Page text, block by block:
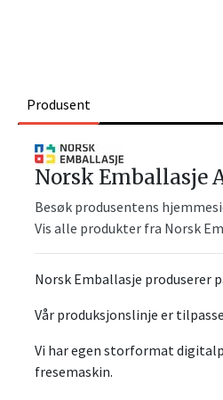
Produsent
Norsk Emballasje
Besøk produsentens
Vis alle produkter fra Norsk
Norsk Emballasje produserer
Vår produksjonslinje er
Vi har egen storformat
fresemaskin.